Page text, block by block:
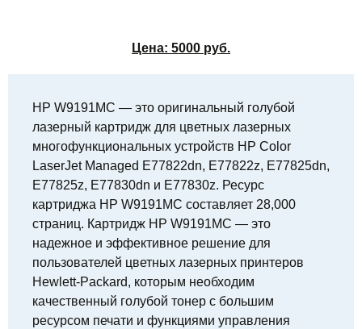
Цена: 5000 руб.
HP W9191MC — это оригинальный голубой
лазерный картридж для цветных лазерных
многофункциональных устройств HP Color
LaserJet Managed E77822dn, E77822z, E77825dn,
E77825z, E77830dn и E77830z. Ресурс
картриджа HP W9191MC составляет 28,000
страниц. Картридж HP W9191MC — это
надежное и эффективное решение для
пользователей цветных лазерных принтеров
Hewlett-Packard, которым необходим
качественный голубой тонер с большим
ресурсом печати и функциями управления